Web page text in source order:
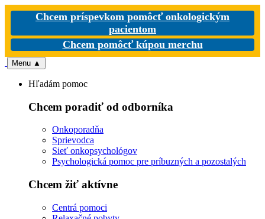
Chcem príspevkom pomôcť onkologickým
pacientom
Chcem pomôcť kúpou merchu
Menu ▲
Hľadám pomoc
Chcem poradiť od odborníka
Onkoporadňa
Sprievodca
Sieť onkopsychológov
Psychologická pomoc pre príbuzných a pozostalých
Chcem žiť aktívne
Centrá pomoci